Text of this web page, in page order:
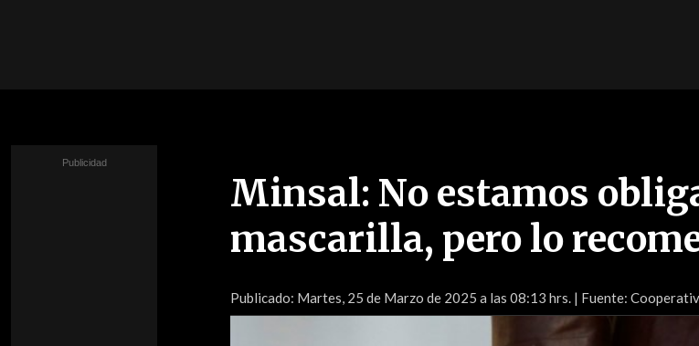
Minsal: No estamos
mascarilla, pero lo
Publicado: Martes, 25 de Marzo de 2025 a las 08:13 hrs. | Fuente: